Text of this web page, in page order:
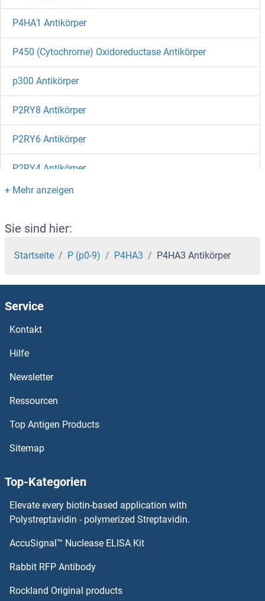
P4HA1 Antikörper
P450 (Cytochrome) Oxidoreductase Antikörper
p300 Antikörper
P2RY8 Antikörper
P2RY6 Antikörper
P2RY4 Antikörper
P2RY2 Antikörper
P2RY14 Antikörper
P2RY12 Antikörper
P2RY11 Antikörper
P2RY10 Antikörper
P2RX7 Antikörper
P2RX6 Antikörper
P2RX5 Antikörper
P2RX2 Antikörper
P2RX1 Antikörper
P21-Activated Kinase 2 Antikörper
Sie sind hier:
Startseite P (p0-9) P4HA3 P4HA3 Antikörper
Service
Kontakt
Hilfe
Newsletter
Ressourcen
Top Antigen Products
Sitemap
Top-Kategorien
Elevate every biotin-based application with
Polystreptavidin - polymerized Streptavidin.
AccuSignal™ Nuclease ELISA Kit
Rabbit RFP Antibody
Rockland Original products